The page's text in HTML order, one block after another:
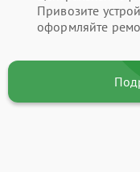
Привозите
оформляйте